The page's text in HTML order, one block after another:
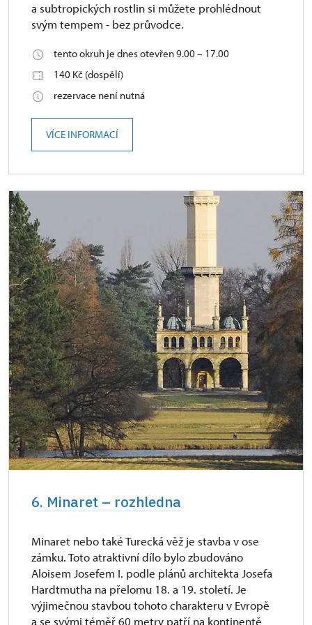
a subtropických rostlin si můžete prohlédnout
svým tempem - bez průvodce.
tento okruh je dnes otevřen 9.00 – 17.00
140 Kč (dospělí)
rezervace není nutná
VÍCE INFORMACÍ
6. Minaret – rozhledna
Minaret nebo také Turecká věž je stavba v ose
zámku. Toto atraktivní dílo bylo zbudováno
Aloisem Josefem I. podle plánů architekta Josefa
Hardtmutha na přelomu 18. a 19. století. Je
výjimečnou stavbou tohoto charakteru v Evropě
a se svými téměř 60 metry patří na kontinentě